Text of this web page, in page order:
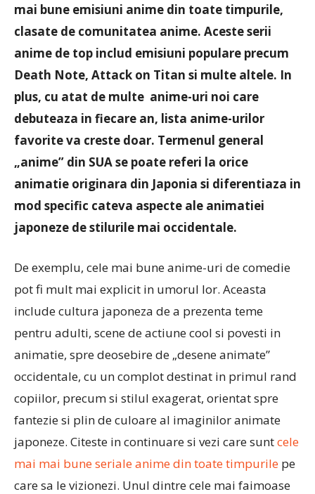
mai bune emisiuni anime din toate timpurile,
clasate de comunitatea anime. Aceste serii
anime de top includ emisiuni populare precum
Death Note, Attack on Titan si multe altele. In
plus, cu atat de multe anime-uri noi care
debuteaza in fiecare an, lista anime-urilor
favorite va creste doar. Termenul general
„anime” din SUA se poate referi la orice
animatie originara din Japonia si diferentiaza in
mod specific cateva aspecte ale animatiei
japoneze de stilurile mai occidentale.
De exemplu, cele mai bune anime-uri de comedie
pot fi mult mai explicit in umorul lor. Aceasta
include cultura japoneza de a prezenta teme
pentru adulti, scene de actiune cool si povesti in
animatie, spre deosebire de „desene animate”
occidentale, cu un complot destinat in primul rand
copiilor, precum si stilul exagerat, orientat spre
fantezie si plin de culoare al imaginilor animate
japoneze. Citeste in continuare si vezi care suntcele
mai mai bune seriale anime din toate timpurile pe
care sa le vizionezi. Unul dintre cele mai faimoase